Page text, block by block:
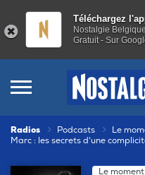
Téléchargez
Nostalgie Belgique
Gratuit - Sur
Radios Podcasts Le
Marc : les secrets d'une
Le